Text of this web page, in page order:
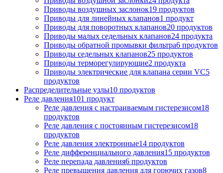
Приводы воздушных заслонок19 продуктов
Приводы для линейных клапанов1 продукт
Приводы для поворотных клапанов20 продуктов
Приводы малых седельных клапанов24 продукта
Приводы обратной промывки фильтра6 продуктов
Приводы седельных клапанов25 продуктов
Приводы терморегулирующие2 продукта
Приводы электрические для клапана серии VC5
продуктов
Распределительные узлы10 продуктов
Реле давления101 продукт
Реле давления с настраиваемым гистерезисом18
продуктов
Реле давления с постоянным гистерезисом18
продуктов
Реле давления электронные14 продуктов
Реле дифференциального давления15 продуктов
Реле перепада давления6 продуктов
Реле превышения давления для горючих газов8